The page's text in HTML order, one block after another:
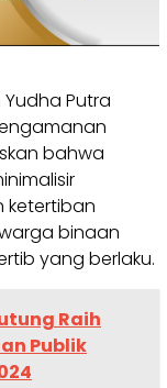
Yudha Putra
bahwa
ketertiban
binaan
yang berlaku.
Raih
Publik